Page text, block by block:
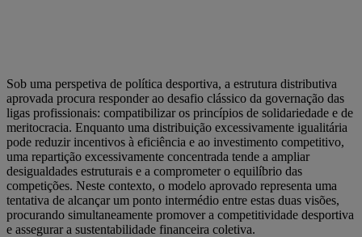
Sob uma perspetiva de política desportiva, a estrutura distributiva
aprovada procura responder ao desafio clássico da governação das
ligas profissionais: compatibilizar os princípios de solidariedade e de
meritocracia. Enquanto uma distribuição excessivamente igualitária
pode reduzir incentivos à eficiência e ao investimento competitivo,
uma repartição excessivamente concentrada tende a ampliar
desigualdades estruturais e a comprometer o equilíbrio das
competições. Neste contexto, o modelo aprovado representa uma
tentativa de alcançar um ponto intermédio entre estas duas visões,
procurando simultaneamente promover a competitividade desportiva
e assegurar a sustentabilidade financeira coletiva.